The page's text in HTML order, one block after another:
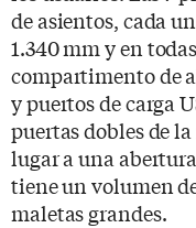
de asientos, cada
1.340 mm y en
compartimento de
y puertos de carga
puertas dobles de
lugar a una
tiene un volumen
maletas grandes.